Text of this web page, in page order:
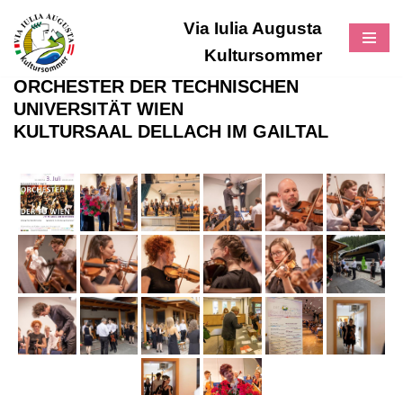
Zum
Inhalt
Via Iulia Augusta
Kultursommer
ORCHESTER DER TECHNISCHEN
UNIVERSITÄT WIEN
KULTURSAAL DELLACH IM GAILTAL